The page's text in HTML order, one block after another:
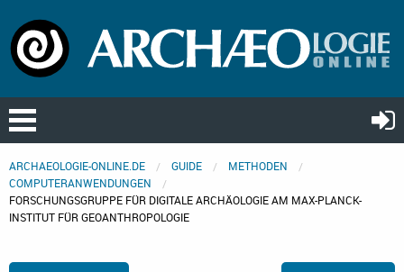
ARCHAEOLOGIE-ONLINE.DE GUIDE
METHODEN
COMPUTERANWENDUNGEN
FORSCHUNGSGRUPPE FÜR DIGITALE ARCHÄOLOGIE AM MAX-PLANCK-
INSTITUT FÜR GEOANTHROPOLOGIE